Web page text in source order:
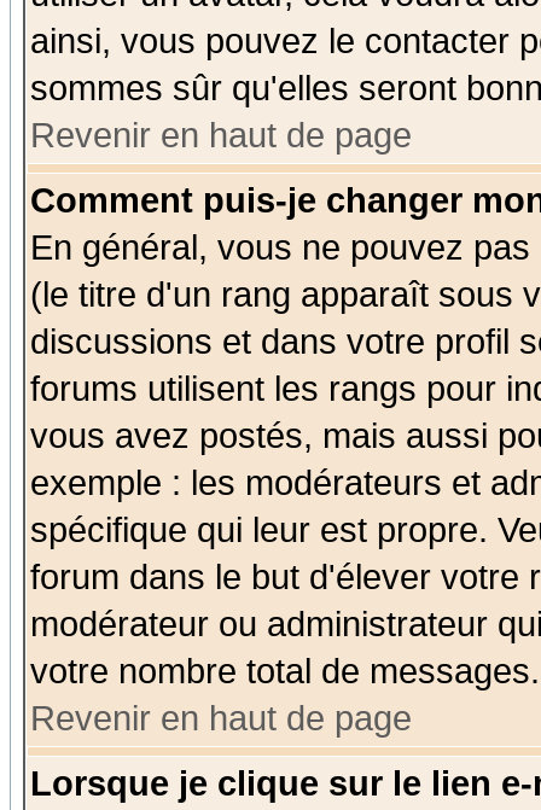
ainsi, vous pouvez le contacter
sommes sûr qu'elles seront
Revenir en haut de page
Comment puis-je changer
En général, vous ne pouvez
(le titre d'un rang apparaît sous
discussions et dans votre profil
forums utilisent les rangs pour
vous avez postés, mais aussi
exemple : les modérateurs et
spécifique qui leur est propre.
forum dans le but d'élever votre
modérateur ou administrateur
votre nombre total de messages.
Revenir en haut de page
Lorsque je clique sur le lien